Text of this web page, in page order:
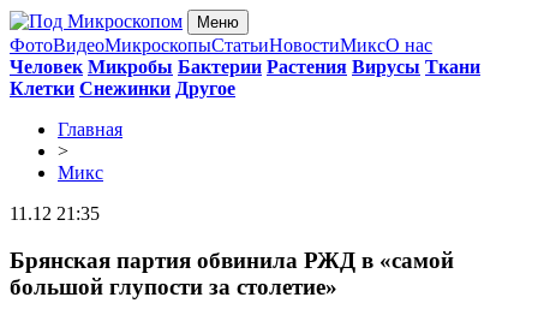
Меню
ФотоВидеоМикроскопыСтатьиНовостиМиксО нас
Человек Микробы Бактерии Растения Вирусы Ткани
Клетки Снежинки Другое
Главная
>
Микс
11.12 21:35
Брянская партия обвинила РЖД в «самой
большой глупости за столетие»